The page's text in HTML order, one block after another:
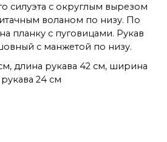
силуэта с округлым вырезом
воланом по низу. По
планку с пуговицами. Рукав
с манжетой по низу.
длина рукава 42 см, ширина
рукава 24 см